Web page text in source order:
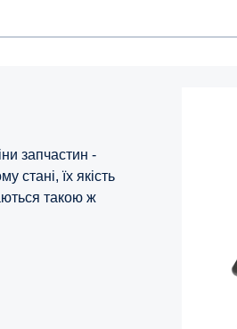
запчастин -
стані, їх якість
такою ж